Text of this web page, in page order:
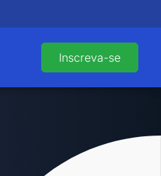
Inscreva-se